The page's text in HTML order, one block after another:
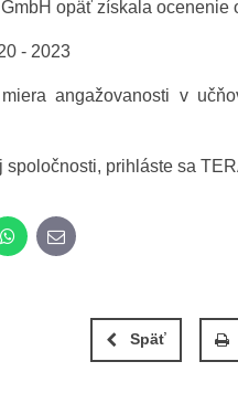
opäť získala ocenenie
- 2023
angažovanosti v
prihláste sa
WhatsApp
E-mail
Späť